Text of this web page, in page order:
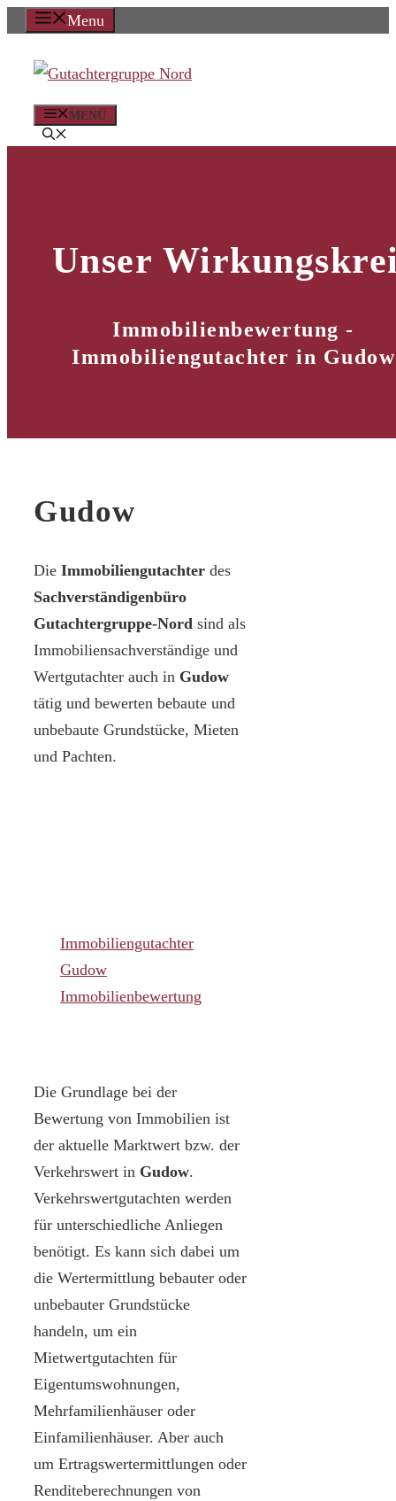
Zum
springen
Menu
MENÜ
Unser
Immobilienbewertung -
Immobiliengutachter in Gudow
Gudow
Die Immobiliengutachter des
Sachverständigenbüro
Gutachtergruppe-Nord sind als
Immobiliensachverständige und
Wertgutachter auch in Gudow
tätig und bewerten bebaute und
unbebaute Grundstücke, Mieten
und Pachten.
Immobiliengutachter
Gudow
Immobilienbewertung
Die Grundlage bei der
Bewertung von Immobilien ist
der aktuelle Marktwert bzw. der
Verkehrswert in Gudow.
Verkehrswertgutachten werden
für unterschiedliche Anliegen
benötigt. Es kann sich dabei um
die Wertermittlung bebauter oder
unbebauter Grundstücke
handeln, um ein
Mietwertgutachten für
Eigentumswohnungen,
Mehrfamilienhäuser oder
Einfamilienhäuser. Aber auch
um Ertragswertermittlungen oder
Renditeberechnungen von